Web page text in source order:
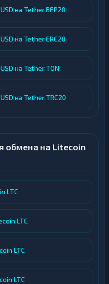
на Tether BEP20
на Tether ERC20
на Tether TON
на Tether TRC20
обмена на Litecoin
LTC
LTC
LTC
LTC